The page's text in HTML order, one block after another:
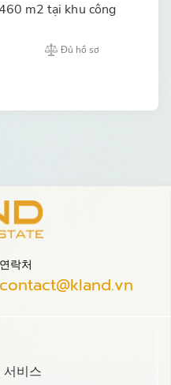
m2 tại khu công
Đủ hồ sơ
연락처
contact@kland.vn
비스